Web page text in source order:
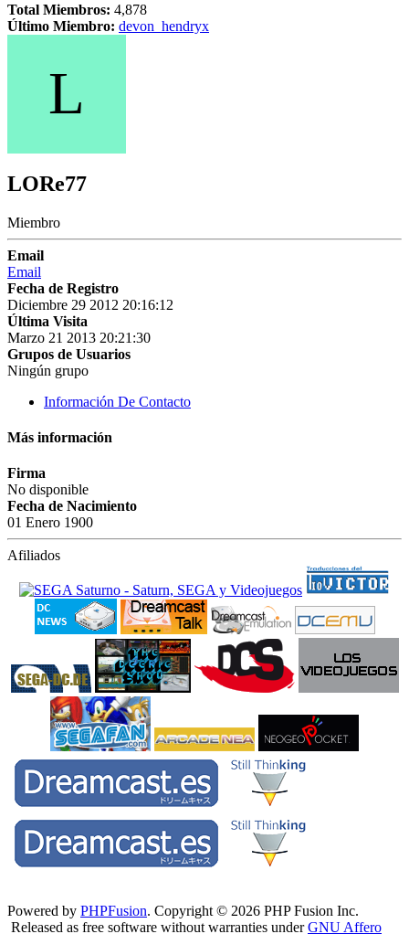
Total Miembros: 4,878
Último Miembro: devon_hendryx
L
LORe77
Miembro
Email
Email
Fecha de Registro
Diciembre 29 2012 20:16:12
Última Visita
Marzo 21 2013 20:21:30
Grupos de Usuarios
Ningún grupo
Información De Contacto
Más información
Firma
No disponible
Fecha de Nacimiento
01 Enero 1900
Afiliados
Powered by PHPFusion. Copyright © 2026 PHP Fusion Inc.
Released as free software without warranties underGNU Affero